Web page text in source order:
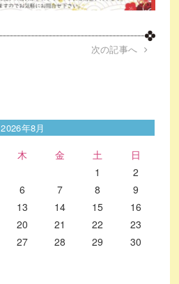
次の記事へ
2026年8月
木 金 土
日
1
2
6 7 8
9
13 14 15
16
20 21 22
23
27 28 29
30